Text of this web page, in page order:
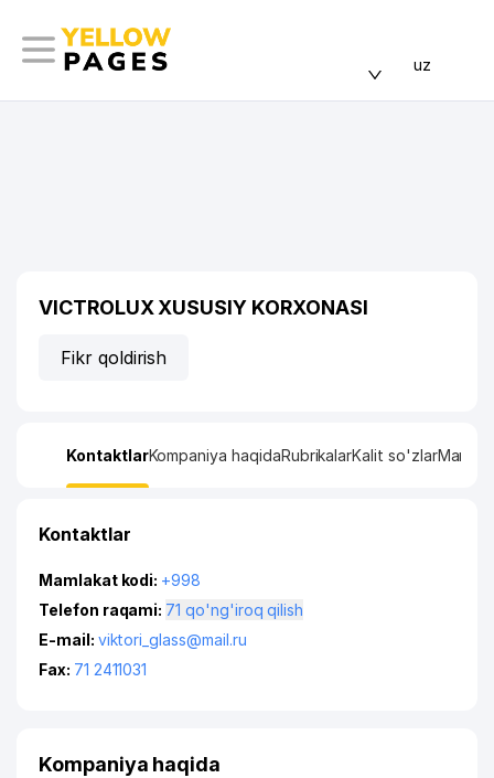
uz
VICTROLUX XUSUSIY KORXONASI
Fikr qoldirish
KontaktlarKompaniya haqidaRubrikalarKalit so'zlarManzil
Kontaktlar
Mamlakat kodi: +998
Telefon raqami:
71 qo'ng'iroq qilish
E-mail: viktori_glass@mail.ru
Fax: 71 2411031
Kompaniya haqida